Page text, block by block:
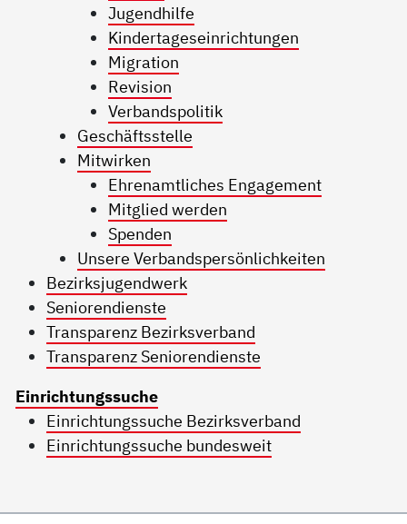
Jugendhilfe
Kindertageseinrichtungen
Migration
Revision
Verbandspolitik
Geschäftsstelle
Mitwirken
Ehrenamtliches Engagement
Mitglied werden
Spenden
Unsere Verbandspersönlichkeiten
Bezirksjugendwerk
Seniorendienste
Transparenz Bezirksverband
Transparenz Seniorendienste
Einrichtungssuche
Einrichtungssuche Bezirksverband
Einrichtungssuche bundesweit